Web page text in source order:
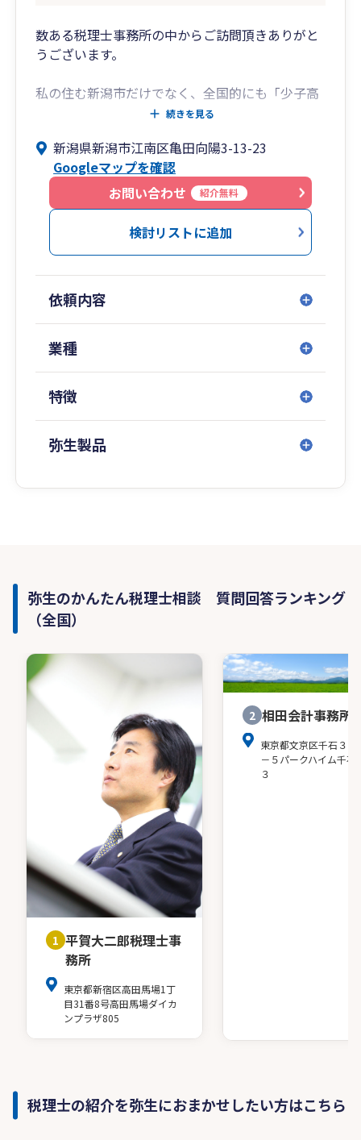
数ある税理士事務所の中からご訪問頂きありがと
うございます。
私の住む新潟市だけでなく、全国的にも「少子高
齢化による人口減少」「IT化による広告宣伝方法
とはいえ、「経営者」として消費者や取引先な
ど、関わる人たちに対する基本姿勢は変わらない
と考えています。
それは、「真摯に、相手のために」という姿勢で
もちろん、ハル税理士事務所もそれは変わりませ
ん。
力でサポートいたします。
続きを見る
新潟県新潟市江南区亀田向陽3-13-23
Googleマップを確認
お問い合わせ
紹介無料
検討リストに追加
依頼内容
業種
特徴
弥生製品
弥生のかんたん税理士相談 質問回答ランキング
（全国）
1 平賀大二郎税理士事
務所
東京都新宿区高田馬場1丁
目31番8号高田馬場ダイカ
ンプラザ805
2 相田会計事務所
東京都文京区千石３－
－５パークハイム千石
３
税理士の紹介を弥生におまかせしたい方はこちら